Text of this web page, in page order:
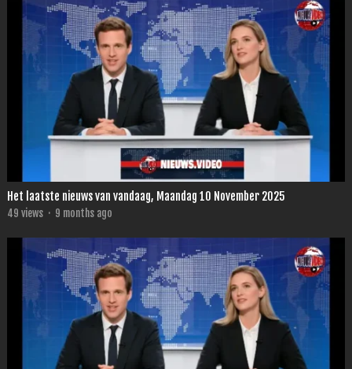
Het laatste nieuws van vandaag, Maandag 10 November 2025
49 views · 9 months ago